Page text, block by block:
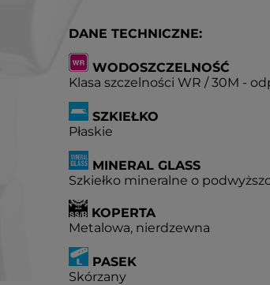
DANE TECHNICZNE:
WODOSZCZELNOŚĆ
Klasa szczelności WR / 30M -
SZKIEŁKO
Płaskie
MINERAL GLASS
Szkiełko mineralne o
KOPERTA
Metalowa, nierdzewna
PASEK
Skórzany